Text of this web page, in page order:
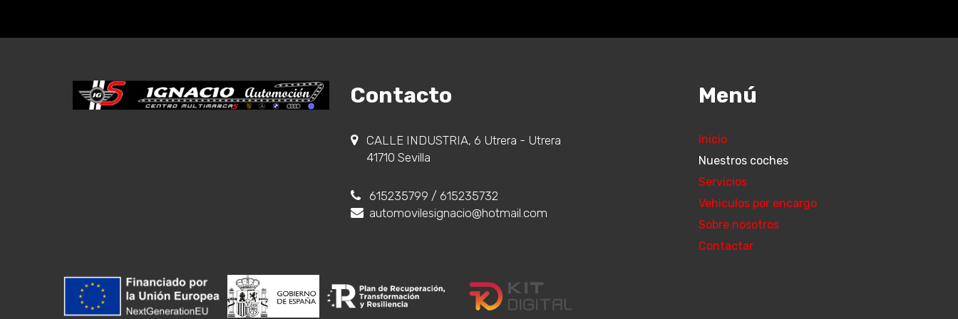
Contacto
CALLE INDUSTRIA, 6 Utrera - Utrera
41710 Sevilla
615235799 / 615235732
automovilesignacio@hotmail.com
Menú
Inicio
Nuestros coches
Servicios
Vehiculos por encargo
Sobre nosotros
Contactar